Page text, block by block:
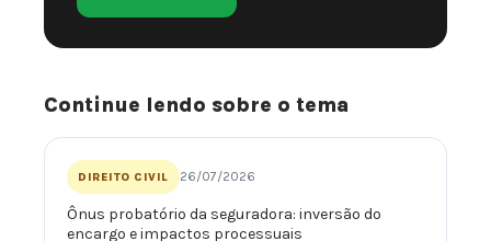
Continue lendo sobre o tema
DIREITO CIVIL 26/07/2026
Ônus probatório da seguradora: inversão do
encargo e impactos processuais